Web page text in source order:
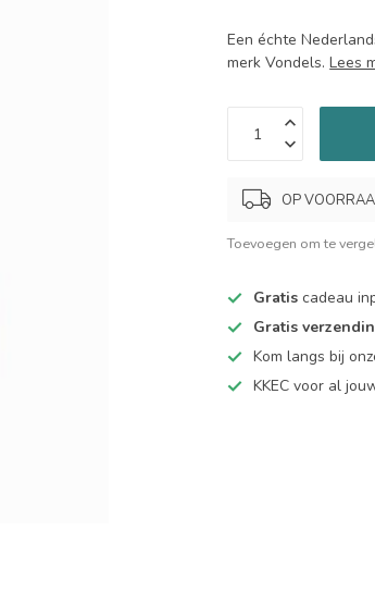
Een échte
merk Vondels.Lees
OP
Toevoegen om te
Gratis cadeau
Gratis
Kom langs bij
KKEC voor al